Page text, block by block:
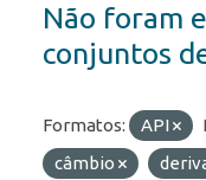
Não foram
conjuntos
Formatos: API
câmbio